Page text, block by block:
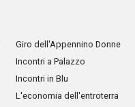
Giro dell'Appennino Donne
Incontri a Palazzo
Incontri in Blu
L'economia dell'entroterra